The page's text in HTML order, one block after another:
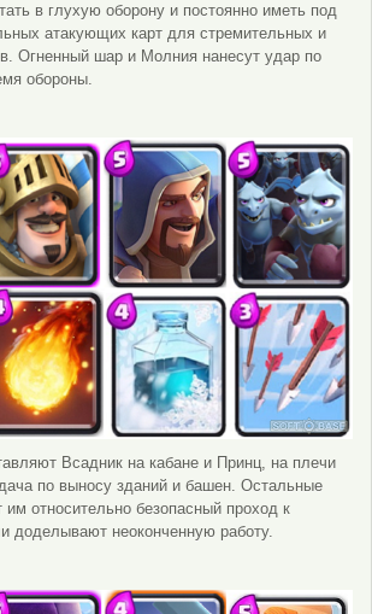
в глухую оборону и постоянно иметь под
атакующих карт для стремительных и
Огненный шар и Молния нанесут удар по
обороны.
Всадник на кабане и Принц, на плечи
по выносу зданий и башен. Остальные
им относительно безопасный проход к
доделывают неоконченную работу.